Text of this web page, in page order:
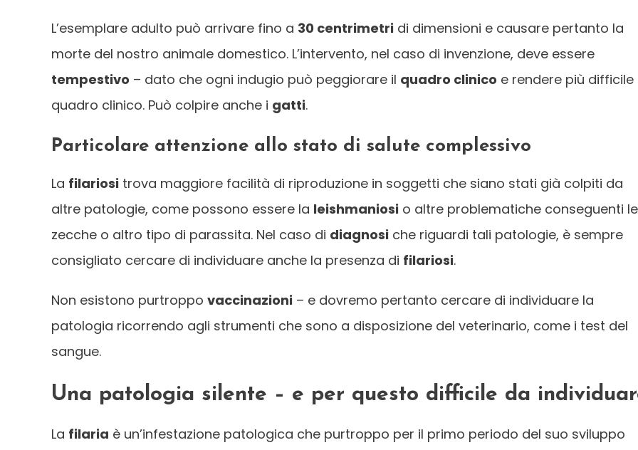
L’esemplare adulto può arrivare fino a 30 centrimetri di dimensioni e causare pertanto la
morte del nostro animale domestico. L’intervento, nel caso di invenzione, deve essere
tempestivo – dato che ogni indugio può peggiorare il quadro clinico e rendere più difficile
quadro clinico. Può colpire anche i gatti.
Particolare attenzione allo stato di salute complessivo
La filariosi trova maggiore facilità di riproduzione in soggetti che siano stati già colpiti da
altre patologie, come possono essere la leishmaniosi o altre problematiche conseguenti le
zecche o altro tipo di parassita. Nel caso di diagnosi che riguardi tali patologie, è sempre
consigliato cercare di individuare anche la presenza di filariosi.
Non esistono purtroppo vaccinazioni – e dovremo pertanto cercare di individuare la
patologia ricorrendo agli strumenti che sono a disposizione del veterinario, come i test del
sangue.
Una patologia silente – e per questo difficile da
La filaria è un’infestazione patologica che purtroppo per il primo periodo del suo sviluppo